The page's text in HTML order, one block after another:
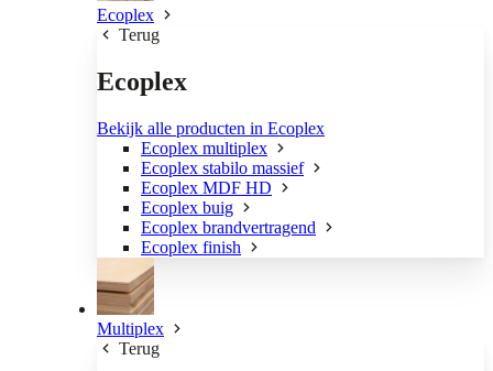
Ecoplex
Terug
Ecoplex
Bekijk alle producten in Ecoplex
Ecoplex multiplex
Ecoplex stabilo massief
Ecoplex MDF HD
Ecoplex buig
Ecoplex brandvertragend
Ecoplex finish
Multiplex
Terug